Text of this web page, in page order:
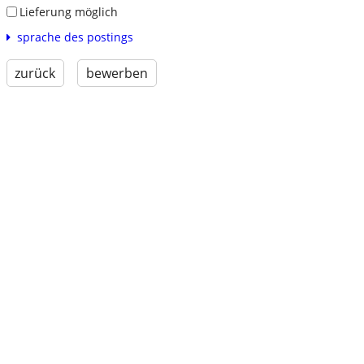
Lieferung möglich
sprache des postings
zurück bewerben